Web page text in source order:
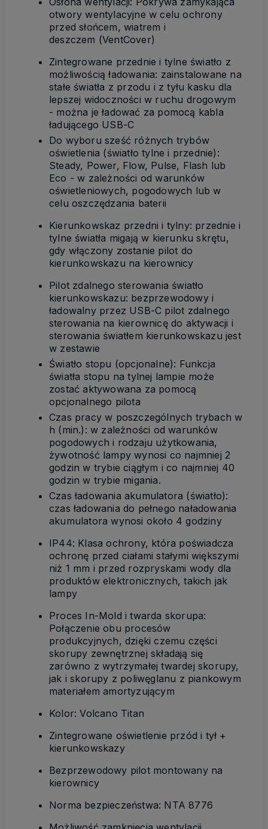
otwory wentylacyjne w celu ochrony
przed słońcem, wiatrem i
deszczem (VentCover)
Zintegrowane przednie i tylne światło z
możliwością ładowania: zainstalowane na
stałe światła z przodu i z tyłu kasku dla
lepszej widoczności w ruchu drogowym
- można je ładować za pomocą kabla
ładującego USB-C
Do wyboru sześć różnych trybów
oświetlenia (światło tylne i przednie):
Steady, Power, Flow, Pulse, Flash lub
Eco - w zależności od warunków
oświetleniowych, pogodowych lub w
celu oszczędzania baterii
Kierunkowskaz przedni i tylny: przednie i
tylne światła migają w kierunku skrętu,
gdy włączony zostanie pilot do
kierunkowskazu na kierownicy
Pilot zdalnego sterowania światło
kierunkowskazu: bezprzewodowy i
ładowalny przez USB-C pilot zdalnego
sterowania na kierownicę do aktywacji i
sterowania światłem kierunkowskazu jest
w zestawie
Światło stopu (opcjonalne): Funkcja
światła stopu na tylnej lampie może
zostać aktywowana za pomocą
opcjonalnego pilota
Czas pracy w poszczególnych trybach w
h (min.): w zależności od warunków
pogodowych i rodzaju użytkowania,
żywotność lampy wynosi co najmniej 2
godzin w trybie ciągłym i co najmniej 40
godzin w trybie migania.
Czas ładowania akumulatora (światło):
czas ładowania do pełnego naładowania
akumulatora wynosi około 4 godziny
IP44: Klasa ochrony, która poświadcza
ochronę przed ciałami stałymi większymi
niż 1 mm i przed rozpryskami wody dla
produktów elektronicznych, takich jak
lampy
Proces In-Mold i twarda skorupa:
Połączenie obu procesów
produkcyjnych, dzięki czemu części
skorupy zewnętrznej składają się
zarówno z wytrzymałej twardej skorupy,
jak i skorupy z poliwęglanu z piankowym
materiałem amortyzującym
Kolor: Volcano Titan
Zintegrowane oświetlenie przód i tył +
kierunkowskazy
Bezprzewodowy pilot montowany na
kierownicy
Norma bezpieczeństwa: NTA 8776